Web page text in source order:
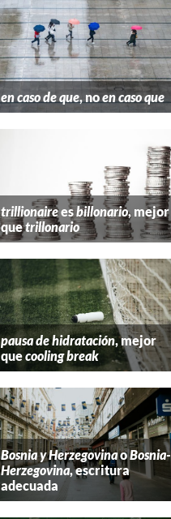
en caso de que, noen caso que
trillionaireesbillonario, mejor
quetrillonario
pausa de hidratación, mejor
quecooling break
Bosnia y HerzegovinaoBosnia-
Herzegovina, escritura
adecuada